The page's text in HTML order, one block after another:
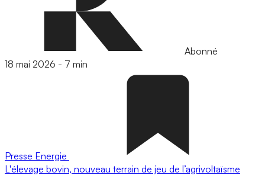
Abonné
18 mai 2026 - 7 min
Presse Energie
L'élevage bovin, nouveau terrain de jeu de l’agrivoltaïsme